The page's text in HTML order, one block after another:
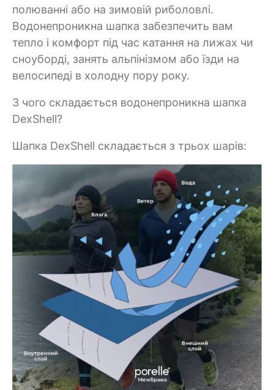
полюванні або на зимовій риболовлі.
Водонепроникна шапка забезпечить вам
тепло і комфорт під час катання на лижах чи
сноуборді, занять альпінізмом або їзди на
велосипеді в холодну пору року.
З чого складається водонепроникна шапка
DexShell?
Шапка DexShell складається з трьох шарів: